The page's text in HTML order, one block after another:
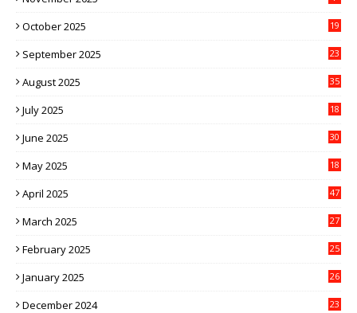
October 2025 19
September 2025 23
August 2025 35
July 2025 18
June 2025 30
May 2025 18
April 2025 47
March 2025 27
February 2025 25
January 2025 26
December 2024 23